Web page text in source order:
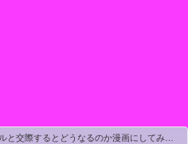
と交際するとどうなるのか漫画にしてみた